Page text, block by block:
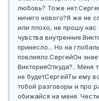
любовь? Тоже нет.
ничего нового?Я же не
или плохо, не прошу нас
чувства внутренние.
принесло... Но на
повлияло.СергейОн
ВикторияОткуда?.. Меня
не будетСергейТы ему
тобой разговоры и про
обижайся на меня.